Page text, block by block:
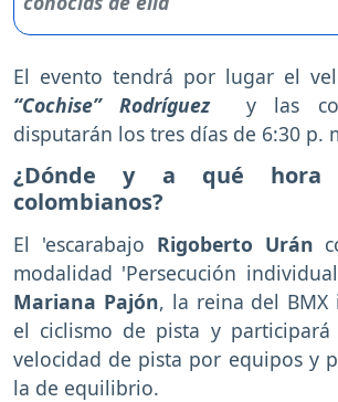
El evento tendrá por lugar el
“Cochise” Rodríguezy las
disputarán los tres días de 6:30 p.
¿Dónde y a qué
colombianos?
El 'escarabajo Rigoberto Urán
modalidad 'Persecución
Mariana Pajón, la reina del BMX
el ciclismo de pista y
velocidad de pista por equipos y
la de equilibrio.